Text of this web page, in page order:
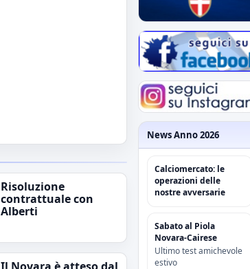
Risoluzione
contrattuale con
Alberti
Il Novara è atteso dal
News Anno 2026
Calciomercato: le
operazioni delle
nostre avversarie
Sabato al Piola
Novara-Cairese
Ultimo test amichevole
estivo